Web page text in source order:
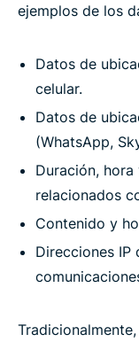
ejemplos de los
Datos de
celular.
Datos de
(WhatsApp,
Duración,
relacionados
Contenido y
Direcciones IP